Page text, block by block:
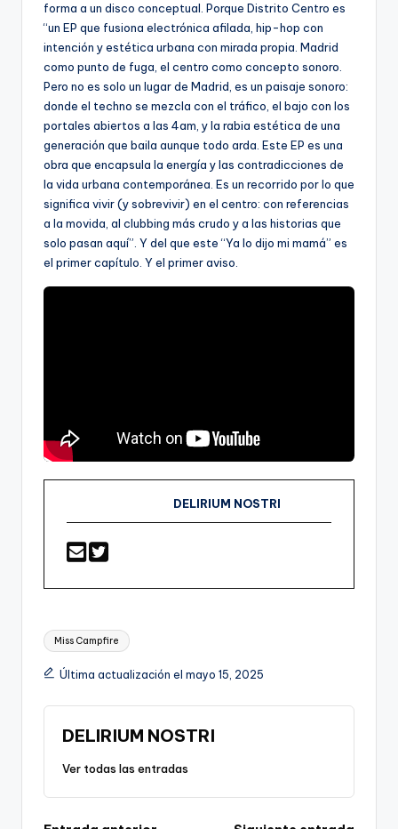
forma a un disco conceptual. Porque Distrito Centro es
“un EP que fusiona electrónica afilada, hip-hop con
intención y estética urbana con mirada propia. Madrid
como punto de fuga, el centro como concepto sonoro.
Pero no es solo un lugar de Madrid, es un paisaje sonoro:
donde el techno se mezcla con el tráfico, el bajo con los
portales abiertos a las 4am, y la rabia estética de una
generación que baila aunque todo arda. Este EP es una
obra que encapsula la energía y las contradicciones de
la vida urbana contemporánea. Es un recorrido por lo que
significa vivir (y sobrevivir) en el centro: con referencias
a la movida, al clubbing más crudo y a las historias que
solo pasan aquí”. Y del que este “Ya lo dijo mi mamá” es
el primer capítulo. Y el primer aviso.
DELIRIUM NOSTRI
Etiquetas:
Miss Campfire
Última actualización el mayo 15, 2025
DELIRIUM NOSTRI
Ver todas las entradas